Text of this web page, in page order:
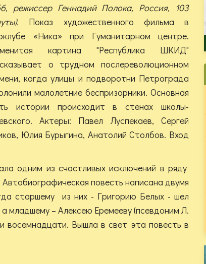
режиссер Геннадий Полока, Россия, 103
Показ художественного фильма в
«Ника» при Гуманитарном центре.
картина "Республика ШКИД"
о трудном послереволюционном
когда улицы и подворотни Петрограда
малолетние беспризорники. Основная
истории происходит в стенах школы-
Актеры: Павел Луспекаев, Сергей
Юлия Бурыгина, Анатолий Столбов. Вход
одним из счастливых исключений в ряду
повесть написана двумя
старшему из них - Григорию Белых - шел
младшему – Алексею Еремееву (псевдоним Л.
восемнадцати. Вышла в свет эта повесть в